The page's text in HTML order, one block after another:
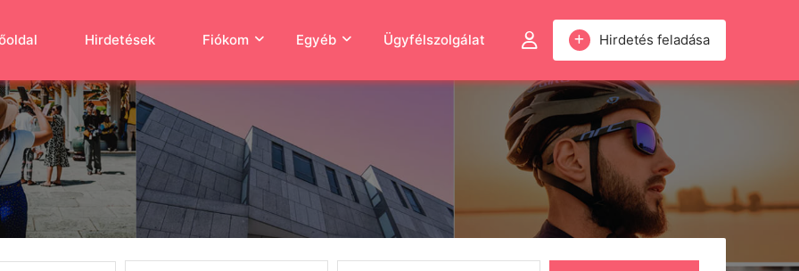
Hirdetés feladása
Hirdetések Fiókom Egyéb Ügyfélszolgálat